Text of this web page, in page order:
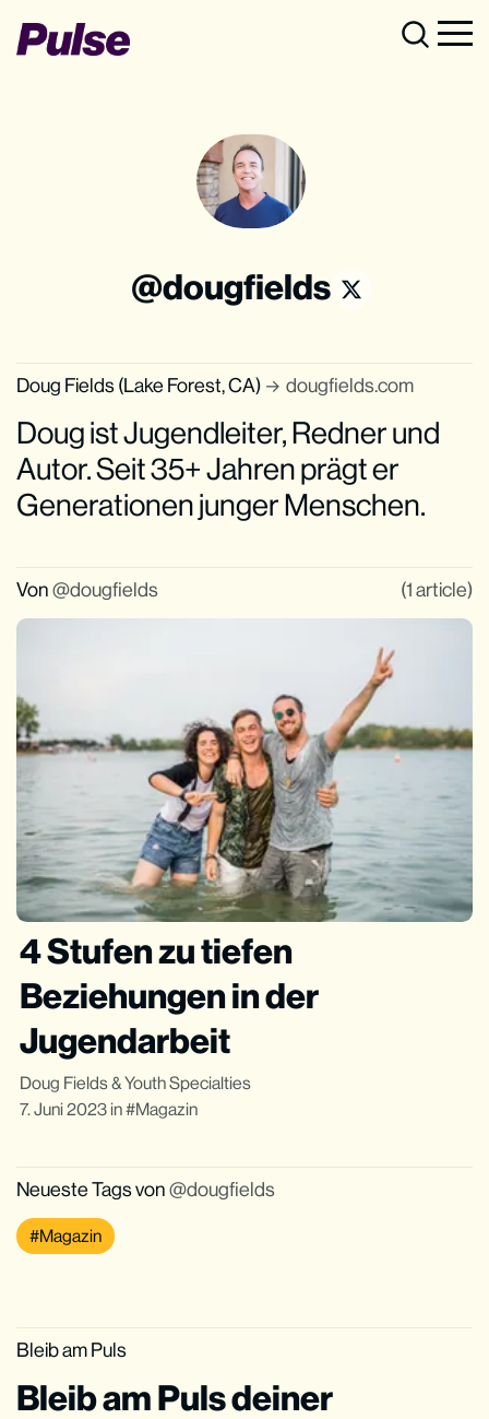
dougfields
Doug Fields (Lake Forest, CA) dougfields.com
Doug ist Jugendleiter, Redner und
Autor. Seit 35+ Jahren prägt er
Generationen junger Menschen.
Von dougfields (1 article)
4 Stufen zu tiefen
Beziehungen in der
Jugendarbeit
Doug Fields&Youth Specialties
7. Juni 2023 in Magazin
Neueste Tags von dougfields
Magazin
Bleib am Puls
Bleib am Puls deiner